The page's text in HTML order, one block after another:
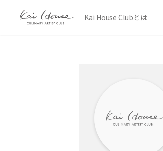
Kai House Clubとは